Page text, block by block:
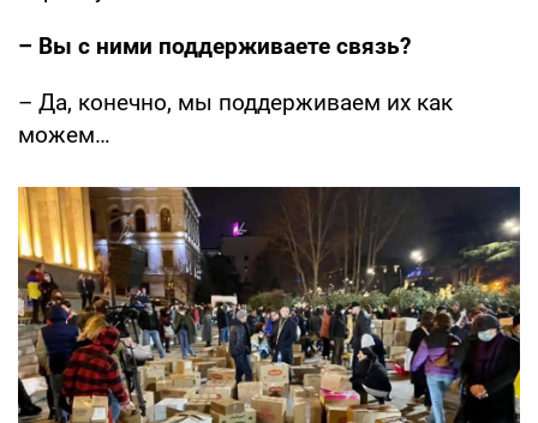
– Вы с ними поддерживаете связь?
– Да, конечно, мы поддерживаем их как
можем…